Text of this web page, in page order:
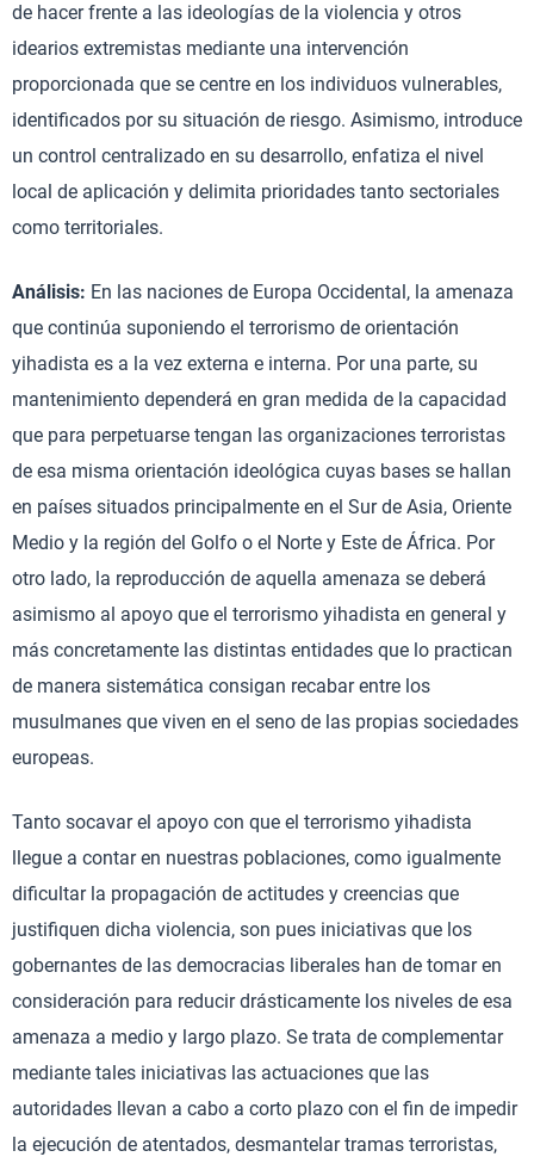
de hacer frente a las ideologías de la violencia y otros
idearios extremistas mediante una intervención
proporcionada que se centre en los individuos vulnerables,
identificados por su situación de riesgo. Asimismo, introduce
un control centralizado en su desarrollo, enfatiza el nivel
local de aplicación y delimita prioridades tanto sectoriales
como territoriales.
Análisis: En las naciones de Europa Occidental, la amenaza
que continúa suponiendo el terrorismo de orientación
yihadista es a la vez externa e interna. Por una parte, su
mantenimiento dependerá en gran medida de la capacidad
que para perpetuarse tengan las organizaciones terroristas
de esa misma orientación ideológica cuyas bases se hallan
en países situados principalmente en el Sur de Asia, Oriente
Medio y la región del Golfo o el Norte y Este de África. Por
otro lado, la reproducción de aquella amenaza se deberá
asimismo al apoyo que el terrorismo yihadista en general y
más concretamente las distintas entidades que lo practican
de manera sistemática consigan recabar entre los
musulmanes que viven en el seno de las propias sociedades
europeas.
Tanto socavar el apoyo con que el terrorismo yihadista
llegue a contar en nuestras poblaciones, como igualmente
dificultar la propagación de actitudes y creencias que
justifiquen dicha violencia, son pues iniciativas que los
gobernantes de las democracias liberales han de tomar en
consideración para reducir drásticamente los niveles de esa
amenaza a medio y largo plazo. Se trata de complementar
mediante tales iniciativas las actuaciones que las
autoridades llevan a cabo a corto plazo con el fin de impedir
la ejecución de atentados, desmantelar tramas terroristas,